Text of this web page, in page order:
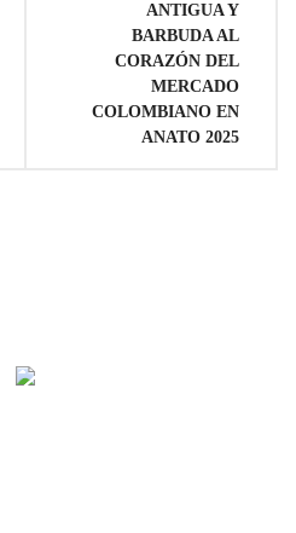
ANTIGUA Y
BARBUDA AL
CORAZÓN DEL
MERCADO
COLOMBIANO EN
ANATO 2025